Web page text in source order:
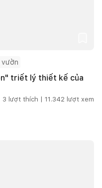
vườn
triết lý thiết kế của
3 lượt thích | 11.342 lượt xem